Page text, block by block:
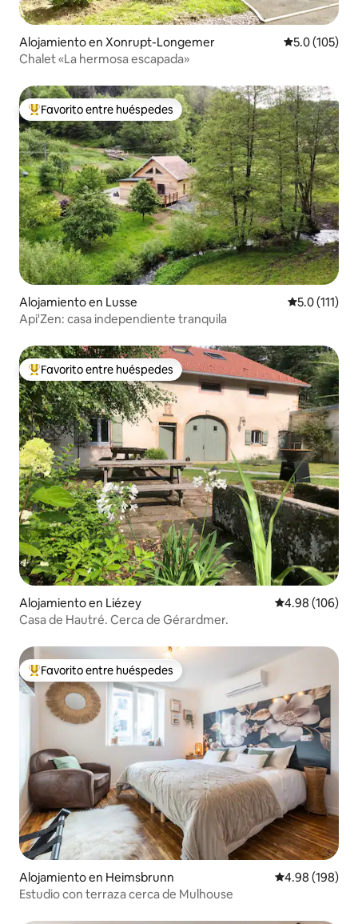
Alojamiento en Xonrupt-Longemer Calificación
5.0 (105)
Chalet «La hermosa escapada»
Favorito entre huéspedes preferido
Favorito entre huéspedes
Alojamiento en Lusse Calificación
5.0 (111)
Api'Zen: casa independiente tranquila
Favorito entre huéspedes preferido
Favorito entre huéspedes
Alojamiento en Liézey Calificación
4.98 (106)
Casa de Hautré. Cerca de Gérardmer.
Favorito entre huéspedes preferido
Favorito entre huéspedes
Alojamiento en Heimsbrunn Calificación
4.98 (198)
Estudio con terraza cerca de Mulhouse